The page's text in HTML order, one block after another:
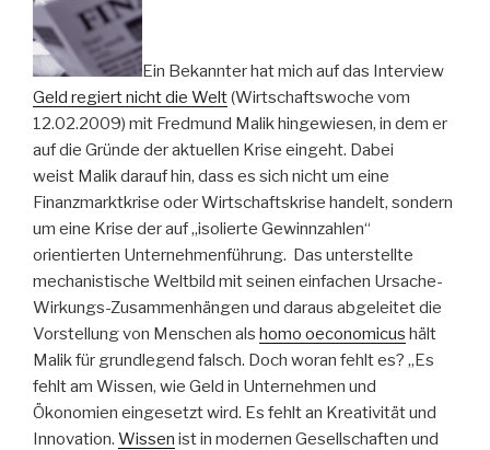
Ein Bekannter hat mich auf das Interview
Geld regiert nicht die Welt(Wirtschaftswoche vom
12.02.2009) mit Fredmund Malik hingewiesen, in dem er
auf die Gründe der aktuellen Krise eingeht. Dabei
weist Malik darauf hin, dass es sich nicht um eine
Finanzmarktkrise oder Wirtschaftskrise handelt, sondern
um eine Krise der auf „isolierte Gewinnzahlen“
orientierten Unternehmenführung. Das unterstellte
mechanistische Weltbild mit seinen einfachen Ursache-
Wirkungs-Zusammenhängen und daraus abgeleitet die
Vorstellung von Menschen als homo oeconomicus hält
Malik für grundlegend falsch. Doch woran fehlt es? „Es
fehlt am Wissen, wie Geld in Unternehmen und
Ökonomien eingesetzt wird. Es fehlt an Kreativität und
Innovation. Wissen ist in modernen Gesellschaften und